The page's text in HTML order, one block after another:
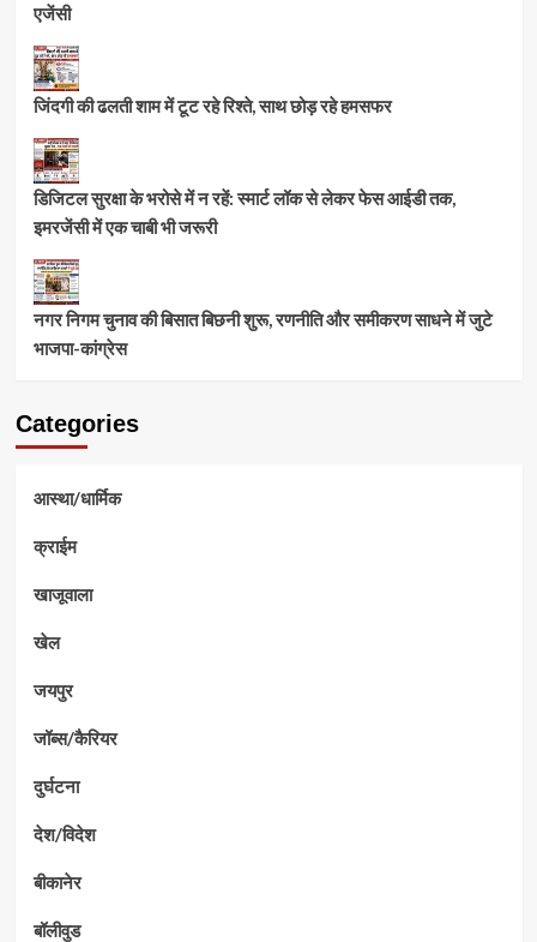
एजेंसी
जिंदगी की ढलती शाम में टूट रहे रिश्ते, साथ छोड़ रहे हमसफर
डिजिटल सुरक्षा के भरोसे में न रहें: स्मार्ट लॉक से लेकर फेस आईडी तक,
इमरजेंसी में एक चाबी भी जरूरी
नगर निगम चुनाव की बिसात बिछनी शुरू, रणनीति और समीकरण साधने में जुटे
भाजपा-कांग्रेस
Categories
आस्था/धार्मिक
क्राईम
खाजूवाला
खेल
जयपुर
जॉब्स/कैरियर
दुर्घटना
देश/विदेश
बीकानेर
बॉलीवुड